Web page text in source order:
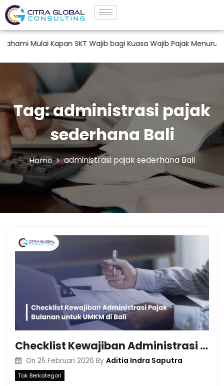
Mulai Kapan SKT Wajib bagi Kuasa Wajib Pajak Menurut
Tag:administrasi pajak
sederhana Bali
Home administrasi pajak sederhana Bali
Checklist Kewajiban Administrasi Pajak Bulanan untuk UMKM di Bali
On 25 Februari 2026 By Aditia Indra Saputra
Tak Berkategori